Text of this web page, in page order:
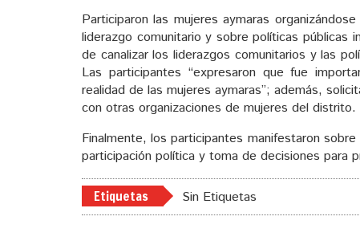
Participaron las mujeres aymaras
liderazgo comunitario y sobre políticas públicas
de canalizar los liderazgos comunitarios y las
Las participantes “expresaron que fue
realidad de las mujeres aymaras”; además,
con otras organizaciones de mujeres del distrito.
Finalmente, los participantes manifestaron
participación política y toma de decisiones para
Etiquetas Sin Etiquetas